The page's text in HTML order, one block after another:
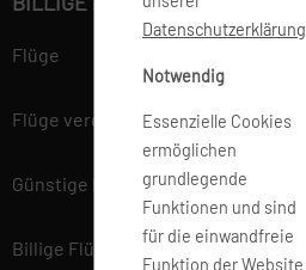
Datenschutzerklärung
Notwendig
Essenzielle Cookies
ermöglichen
grundlegende
Funktionen und sind
für die einwandfreie
Funktion der Website
Flüge
Flüge vergleichen
Günstige Flüge
Billige Flüge